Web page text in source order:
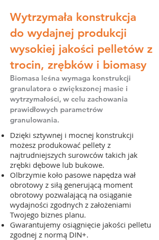
Wytrzymała konstrukcja
do wydajnej produkcji
wysokiej jakości pelletów z
trocin, zrębków i biomasy
Biomasa leśna wymaga konstrukcji
granulatora o zwiększonej masie i
wytrzymałości, w celu zachowania
prawidłowych parametrów
granulowania.
Dzięki sztywnej i mocnej konstrukcji
możesz produkować pellety z
najtrudniejszych surowców takich jak
zrębki dębowe lub bukowe.
Olbrzymie koło pasowe napędza wał
obrotowy z siłą generującą moment
obrotowy pozwalającą na osiąganie
wydajności zgodnych z założeniami
Twojego biznes planu.
Gwarantujemy osiągnięcie jakości pelletu
zgodnej z normą DIN+.